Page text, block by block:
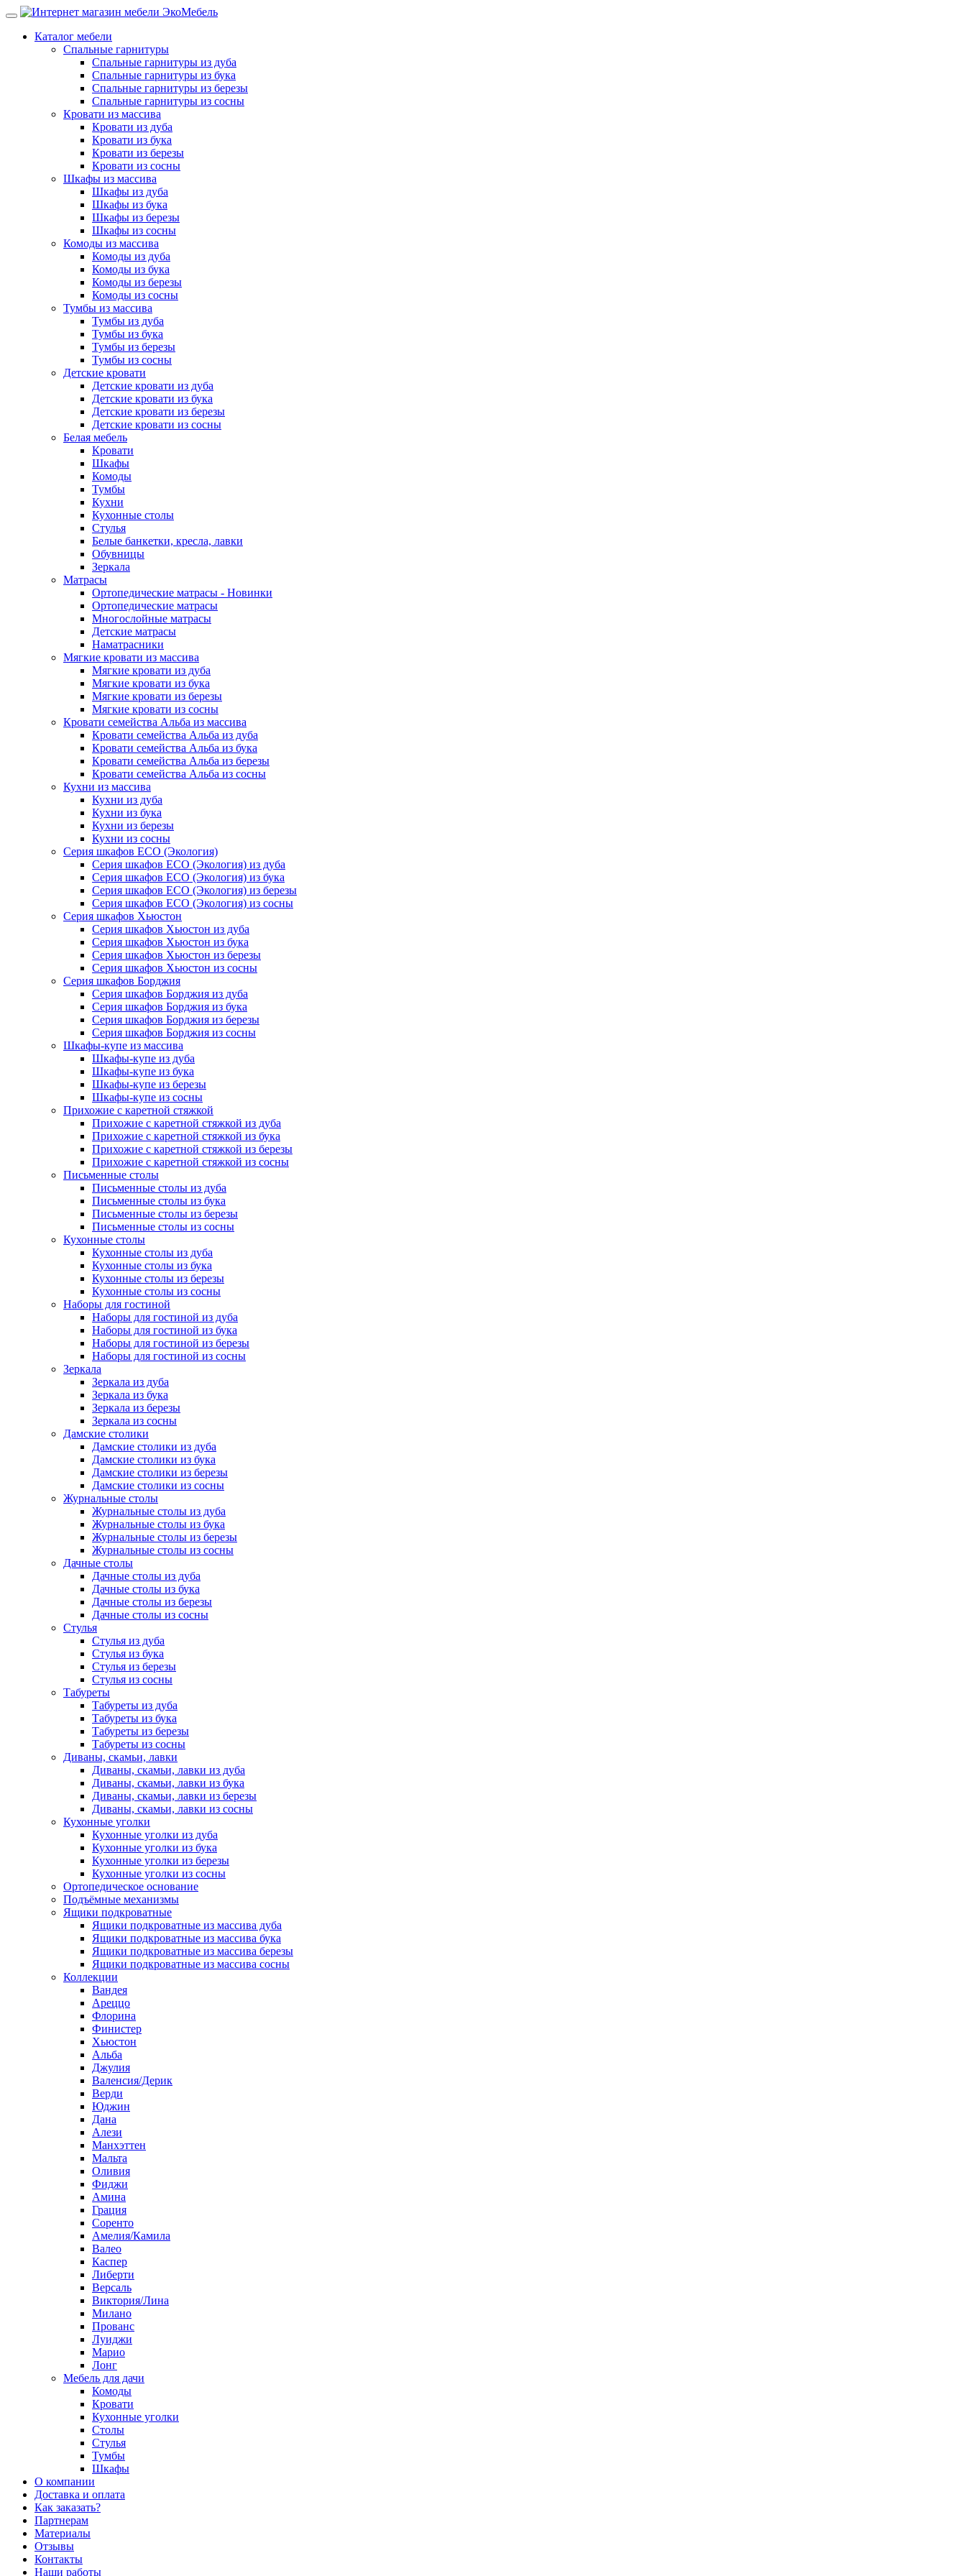
Каталог мебели
Спальные гарнитуры
Спальные гарнитуры из дуба
Спальные гарнитуры из бука
Спальные гарнитуры из березы
Спальные гарнитуры из сосны
Кровати из массива
Кровати из дуба
Кровати из бука
Кровати из березы
Кровати из сосны
Шкафы из массива
Шкафы из дуба
Шкафы из бука
Шкафы из березы
Шкафы из сосны
Комоды из массива
Комоды из дуба
Комоды из бука
Комоды из березы
Комоды из сосны
Тумбы из массива
Тумбы из дуба
Тумбы из бука
Тумбы из березы
Тумбы из сосны
Детские кровати
Детские кровати из дуба
Детские кровати из бука
Детские кровати из березы
Детские кровати из сосны
Белая мебель
Кровати
Шкафы
Комоды
Тумбы
Кухни
Кухонные столы
Стулья
Белые банкетки, кресла, лавки
Обувницы
Зеркала
Матрасы
Ортопедические матрасы - Новинки
Ортопедические матрасы
Многослойные матрасы
Детские матрасы
Наматрасники
Мягкие кровати из массива
Мягкие кровати из дуба
Мягкие кровати из бука
Мягкие кровати из березы
Мягкие кровати из сосны
Кровати семейства Альба из массива
Кровати семейства Альба из дуба
Кровати семейства Альба из бука
Кровати семейства Альба из березы
Кровати семейства Альба из сосны
Кухни из массива
Кухни из дуба
Кухни из бука
Кухни из березы
Кухни из сосны
Серия шкафов ECO (Экология)
Серия шкафов ECO (Экология) из дуба
Серия шкафов ECO (Экология) из бука
Серия шкафов ECO (Экология) из березы
Серия шкафов ECO (Экология) из сосны
Серия шкафов Хьюстон
Серия шкафов Хьюстон из дуба
Серия шкафов Хьюстон из бука
Серия шкафов Хьюстон из березы
Серия шкафов Хьюстон из сосны
Серия шкафов Борджия
Серия шкафов Борджия из дуба
Серия шкафов Борджия из бука
Серия шкафов Борджия из березы
Серия шкафов Борджия из сосны
Шкафы-купе из массива
Шкафы-купе из дуба
Шкафы-купе из бука
Шкафы-купе из березы
Шкафы-купе из сосны
Прихожие с каретной стяжкой
Прихожие с каретной стяжкой из дуба
Прихожие с каретной стяжкой из бука
Прихожие с каретной стяжкой из березы
Прихожие с каретной стяжкой из сосны
Письменные столы
Письменные столы из дуба
Письменные столы из бука
Письменные столы из березы
Письменные столы из сосны
Кухонные столы
Кухонные столы из дуба
Кухонные столы из бука
Кухонные столы из березы
Кухонные столы из сосны
Наборы для гостиной
Наборы для гостиной из дуба
Наборы для гостиной из бука
Наборы для гостиной из березы
Наборы для гостиной из сосны
Зеркала
Зеркала из дуба
Зеркала из бука
Зеркала из березы
Зеркала из сосны
Дамские столики
Дамские столики из дуба
Дамские столики из бука
Дамские столики из березы
Дамские столики из сосны
Журнальные столы
Журнальные столы из дуба
Журнальные столы из бука
Журнальные столы из березы
Журнальные столы из сосны
Дачные столы
Дачные столы из дуба
Дачные столы из бука
Дачные столы из березы
Дачные столы из сосны
Стулья
Стулья из дуба
Стулья из бука
Стулья из березы
Стулья из сосны
Табуреты
Табуреты из дуба
Табуреты из бука
Табуреты из березы
Табуреты из сосны
Диваны, скамьи, лавки
Диваны, скамьи, лавки из дуба
Диваны, скамьи, лавки из бука
Диваны, скамьи, лавки из березы
Диваны, скамьи, лавки из сосны
Кухонные уголки
Кухонные уголки из дуба
Кухонные уголки из бука
Кухонные уголки из березы
Кухонные уголки из сосны
Ортопедическое основание
Подъёмные механизмы
Ящики подкроватные
Ящики подкроватные из массива дуба
Ящики подкроватные из массива бука
Ящики подкроватные из массива березы
Ящики подкроватные из массива сосны
Коллекции
Вандея
Ареццо
Флорина
Финистер
Хьюстон
Альба
Джулия
Валенсия/Дерик
Верди
Юджин
Дана
Алези
Манхэттен
Мальта
Оливия
Фиджи
Амина
Грация
Соренто
Амелия/Камила
Валео
Каспер
Либерти
Версаль
Виктория/Лина
Милано
Прованс
Луиджи
Марио
Лонг
Мебель для дачи
Комоды
Кровати
Кухонные уголки
Столы
Стулья
Тумбы
Шкафы
О компании
Доставка и оплата
Как заказать?
Партнерам
Материалы
Отзывы
Контакты
Наши работы